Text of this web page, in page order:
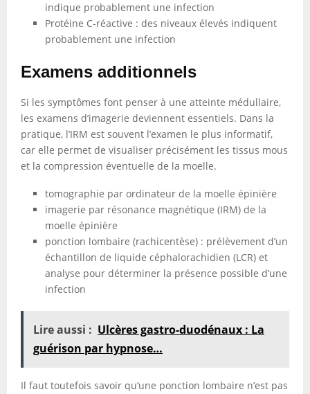
indique probablement une infection
Protéine C-réactive : des niveaux élevés indiquent
probablement une infection
Examens additionnels
Si les symptômes font penser à une atteinte médullaire,
les examens d’imagerie deviennent essentiels. Dans la
pratique, l’IRM est souvent l’examen le plus informatif,
car elle permet de visualiser précisément les tissus mous
et la compression éventuelle de la moelle.
tomographie par ordinateur de la moelle épinière
imagerie par résonance magnétique (IRM) de la
moelle épinière
ponction lombaire (rachicentèse) : prélèvement d’un
échantillon de liquide céphalorachidien (LCR) et
analyse pour déterminer la présence possible d’une
infection
Lire aussi : Ulcères gastro-duodénaux : La
guérison par hypnose…
Il faut toutefois savoir qu’une ponction lombaire n’est pas